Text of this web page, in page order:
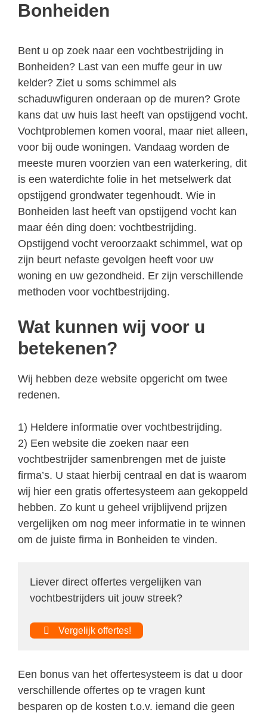
Bonheiden
Bent u op zoek naar een vochtbestrijding in
Bonheiden? Last van een muffe geur in uw
kelder? Ziet u soms schimmel als
schaduwfiguren onderaan op de muren? Grote
kans dat uw huis last heeft van opstijgend vocht.
Vochtproblemen komen vooral, maar niet alleen,
voor bij oude woningen. Vandaag worden de
meeste muren voorzien van een waterkering, dit
is een waterdichte folie in het metselwerk dat
opstijgend grondwater tegenhoudt. Wie in
Bonheiden last heeft van opstijgend vocht kan
maar één ding doen: vochtbestrijding.
Opstijgend vocht veroorzaakt schimmel, wat op
zijn beurt nefaste gevolgen heeft voor uw
woning en uw gezondheid. Er zijn verschillende
methoden voor vochtbestrijding.
Wat kunnen wij voor u
betekenen?
Wij hebben deze website opgericht om twee
redenen.
1) Heldere informatie over vochtbestrijding.
2) Een website die zoeken naar een
vochtbestrijder samenbrengen met de juiste
firma’s. U staat hierbij centraal en dat is waarom
wij hier een gratis offertesysteem aan gekoppeld
hebben. Zo kunt u geheel vrijblijvend prijzen
vergelijken om nog meer informatie in te winnen
om de juiste firma in Bonheiden te vinden.
Liever direct offertes vergelijken van
vochtbestrijders uit jouw streek?
Vergelijk offertes!
Een bonus van het offertesysteem is dat u door
verschillende offertes op te vragen kunt
besparen op de kosten t.o.v. iemand die geen